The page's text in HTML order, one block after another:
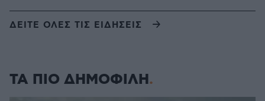
ΔΕΙΤΕ ΟΛΕΣ ΤΙΣ ΕΙΔΗΣΕΙΣ
ΤΑ ΠΙΟ ΔΗΜΟΦΙΛΗ